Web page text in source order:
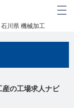
石川県 機械加工
産の工場求人ナビ